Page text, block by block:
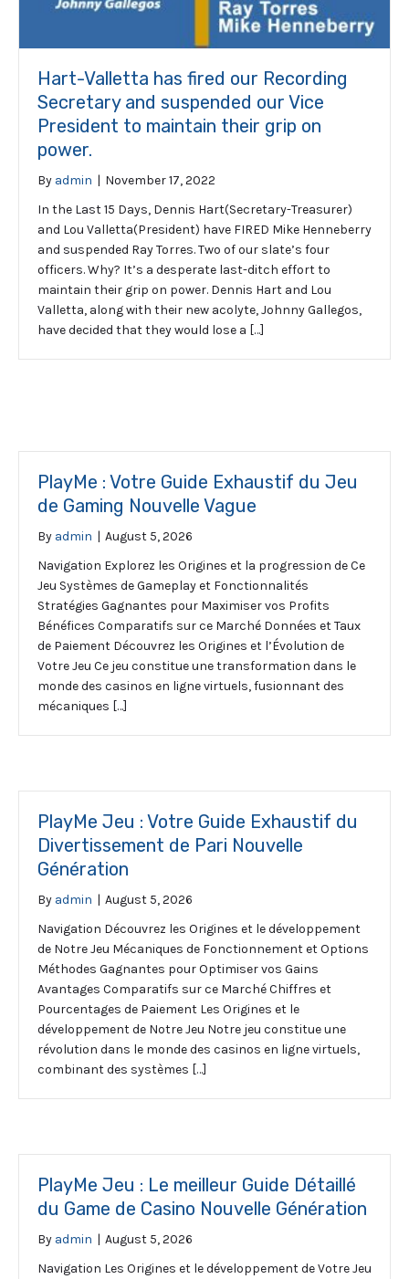
Hart-Valletta has fired our Recording
Secretary and suspended our Vice
President to maintain their grip on
power.
By admin | November 17, 2022
In the Last 15 Days, Dennis Hart(Secretary-Treasurer)
and Lou Valletta(President) have FIRED Mike Henneberry
and suspended Ray Torres. Two of our slate’s four
officers. Why? It’s a desperate last-ditch effort to
maintain their grip on power. Dennis Hart and Lou
Valletta, along with their new acolyte, Johnny Gallegos,
have decided that they would lose a […]
PlayMe : Votre Guide Exhaustif du Jeu
de Gaming Nouvelle Vague
By admin | August 5, 2026
Navigation Explorez les Origines et la progression de Ce
Jeu Systèmes de Gameplay et Fonctionnalités
Stratégies Gagnantes pour Maximiser vos Profits
Bénéfices Comparatifs sur ce Marché Données et Taux
de Paiement Découvrez les Origines et l’Évolution de
Votre Jeu Ce jeu constitue une transformation dans le
monde des casinos en ligne virtuels, fusionnant des
mécaniques […]
PlayMe Jeu : Votre Guide Exhaustif du
Divertissement de Pari Nouvelle
Génération
By admin | August 5, 2026
Navigation Découvrez les Origines et le développement
de Notre Jeu Mécaniques de Fonctionnement et Options
Méthodes Gagnantes pour Optimiser vos Gains
Avantages Comparatifs sur ce Marché Chiffres et
Pourcentages de Paiement Les Origines et le
développement de Notre Jeu Notre jeu constitue une
révolution dans le monde des casinos en ligne virtuels,
combinant des systèmes […]
PlayMe Jeu : Le meilleur Guide Détaillé
du Game de Casino Nouvelle Génération
By admin | August 5, 2026
Navigation Les Origines et le développement de Votre Jeu